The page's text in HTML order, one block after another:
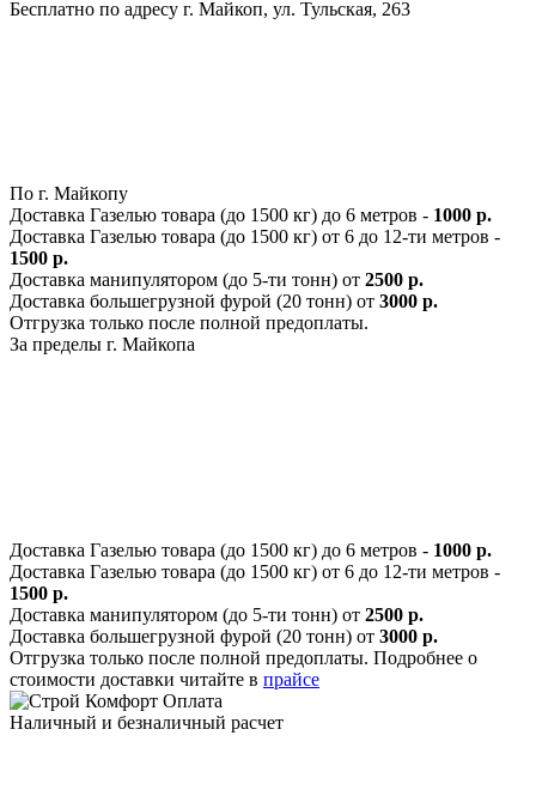
Бесплатно по адресу г. Майкоп, ул. Тульская, 263
По г. Майкопу
Доставка Газелью товара (до 1500 кг) до 6 метров - 1000 р.
Доставка Газелью товара (до 1500 кг) от 6 до 12-ти метров -
1500 р.
Доставка манипулятором (до 5-ти тонн) от 2500 р.
Доставка большегрузной фурой (20 тонн) от 3000 р.
Отгрузка только после полной предоплаты.
За пределы г. Майкопа
Доставка Газелью товара (до 1500 кг) до 6 метров - 1000 р.
Доставка Газелью товара (до 1500 кг) от 6 до 12-ти метров -
1500 р.
Доставка манипулятором (до 5-ти тонн) от 2500 р.
Доставка большегрузной фурой (20 тонн) от 3000 р.
Отгрузка только после полной предоплаты. Подробнее о
стоимости доставки читайте в прайсе
Оплата
Наличный и безналичный расчет